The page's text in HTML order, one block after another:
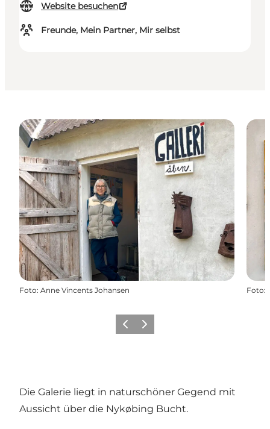
Website besuchen
Freunde, Mein Partner, Mir selbst
Foto: Anne Vincents Johansen Foto:
ZurückWeiter
Die Galerie liegt in naturschöner Gegend mit
Aussicht über die Nykøbing Bucht.